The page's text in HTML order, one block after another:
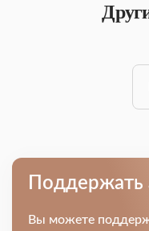
Поддержать
Вы можете